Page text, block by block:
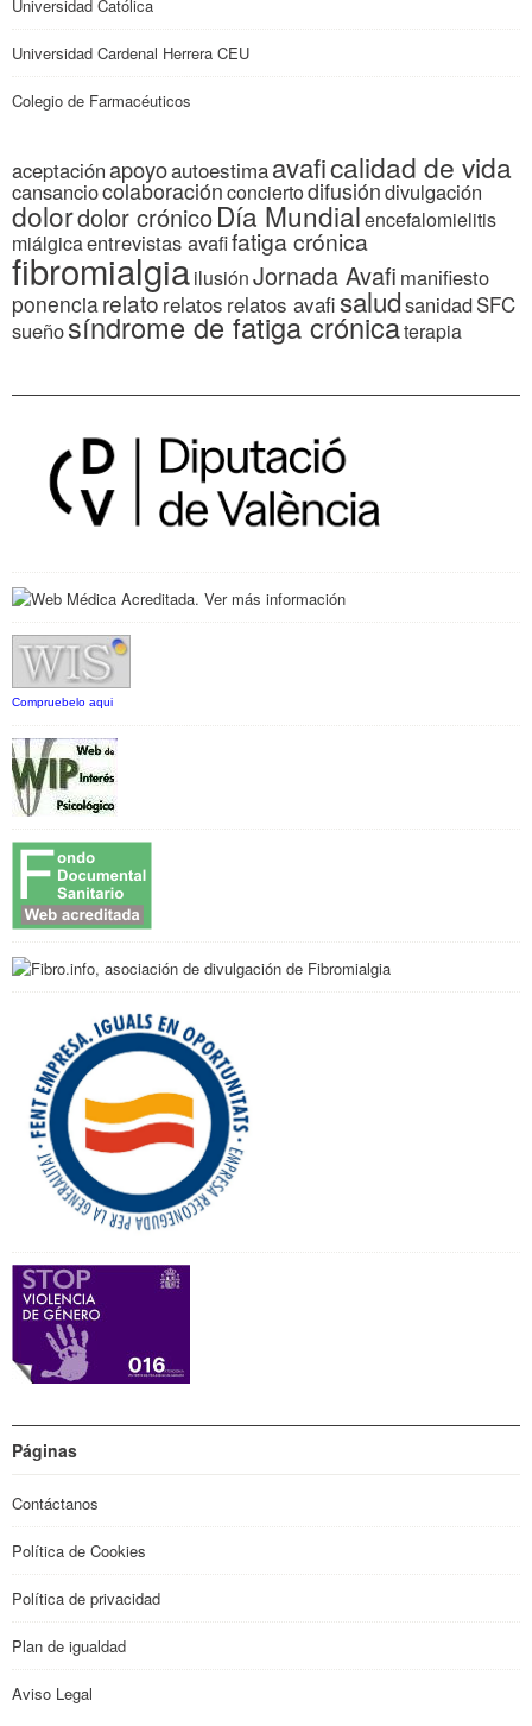
Universidad Católica
Universidad Cardenal Herrera CEU
Colegio de Farmacéuticos
aceptaciónapoyoautoestimaavaficalidad de vida
cansanciocolaboraciónconciertodifusióndivulgación
dolordolor crónicoDía Mundialencefalomielitis
miálgicaentrevistas avafifatiga crónica
fibromialgiailusiónJornada Avafi manifiesto
ponenciarelato relatos relatos avafisaludsanidadSFC
sueñosíndrome de fatiga crónicaterapia
Compruebelo aqui
Páginas
Contáctanos
Política de Cookies
Política de privacidad
Plan de igualdad
Aviso Legal